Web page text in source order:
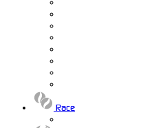
Race